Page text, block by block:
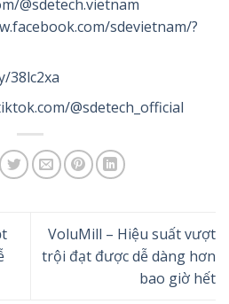
@sdetech.vietnam
sdevietnam/?
38lc2xa
@sdetech_official
VoluMill – Hiệu suất vượt
trội đạt được dễ dàng hơn
bao giờ hết